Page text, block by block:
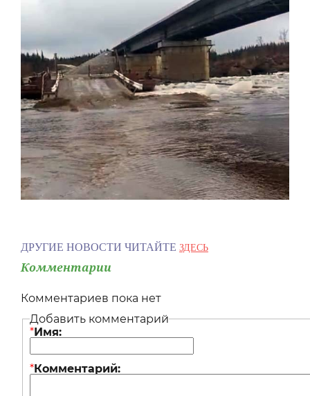
ДРУГИЕ НОВОСТИ ЧИТАЙТЕ ЗДЕСЬ
Комментарии
Комментариев пока нет
Добавить комментарий
* Имя:
* Комментарий: